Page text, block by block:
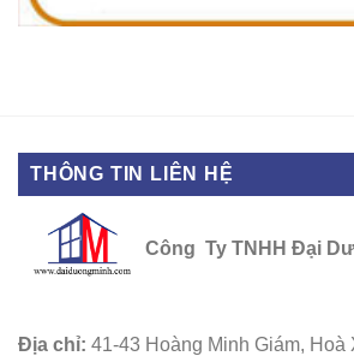
THÔNG TIN LIÊN HỆ
Công Ty TNHH Đại
Địa chỉ: 41-43 Hoàng Minh Giám, Hoà